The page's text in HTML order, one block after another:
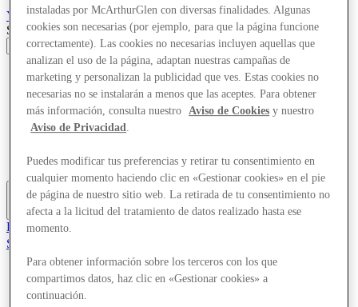
YorkDesigner Outlet
Search input
Tiendas
Ofertas
¿Qué pasa?
Comer y beber
Servicios
Más
El Club
Salvado
es
Tiendas
Ofertas
instaladas por McArthurGlen con diversas finalidades. Algunas
cookies son necesarias (por ejemplo, para que la página funcione
correctamente). Las cookies no necesarias incluyen aquellas que
analizan el uso de la página, adaptan nuestras campañas de
marketing y personalizan la publicidad que ves. Estas cookies no
necesarias no se instalarán a menos que las aceptes. Para obtener
más información, consulta nuestro
Aviso de Cookies y nuestro
Aviso de Privacidad
Puedes modificar tus preferencias y retirar tu consentimiento en
cualquier momento haciendo clic en «Gestionar cookies» en el pie
de página de nuestro sitio web. La retirada de tu consentimiento no
afecta a la licitud del tratamiento de datos realizado hasta ese
momento.
Para obtener información sobre los terceros con los que
compartimos datos, haz clic en «Gestionar cookies» a
continuación.